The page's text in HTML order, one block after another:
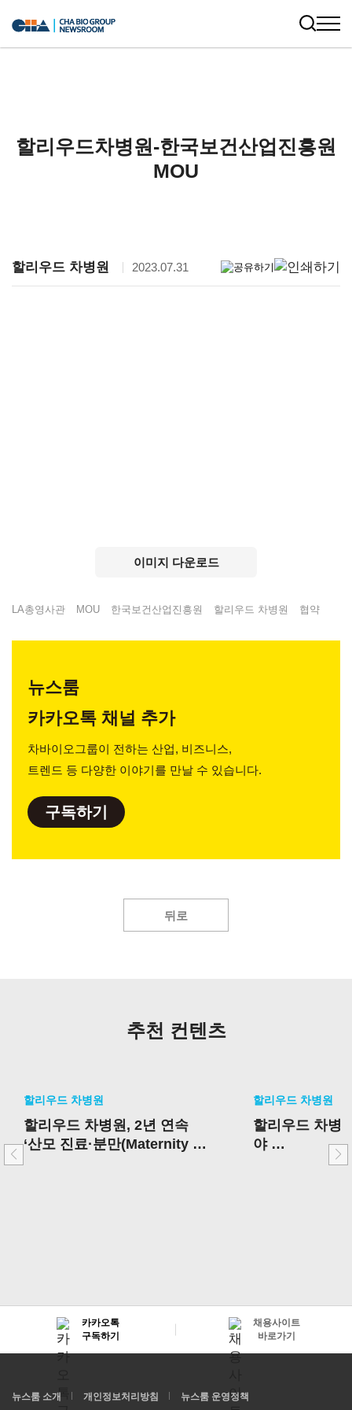
할리우드차병원-한국보건산업진흥원
MOU
할리우드 차병원 2023.07.31
이미지 다운로드
LA총영사관 MOU 한국보건산업진흥원 할리우드 차병원 협약
뉴스룸
카카오톡 채널 추가
차바이오그룹이 전하는 산업, 비즈니스,
트렌드 등 다양한 이야기를 만날 수 있습니다.
구독하기
뒤로
추천 컨텐츠
할리우드 차병원
할리우드 차병원, 2년 연속
‘산모 진료·분만(Maternity Ca
할리우드 차병원
할리우드 차병
야
우수 성과 병원
카카오톡
구독하기
채용사이트
바로가기
뉴스룸 소개 개인정보처리방침 뉴스룸 운영정책